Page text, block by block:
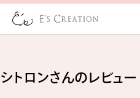
シトロンさんのレビュー